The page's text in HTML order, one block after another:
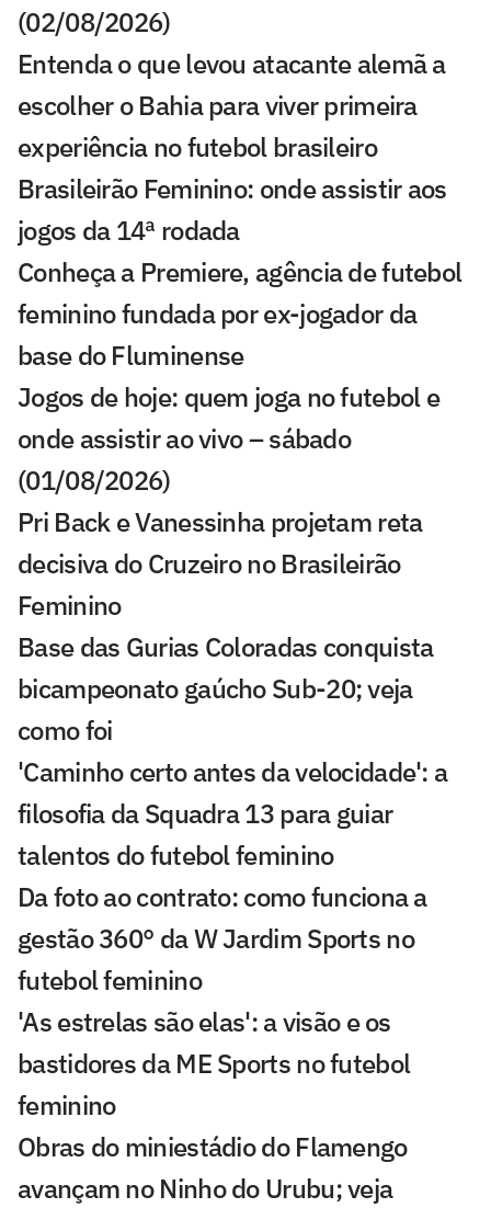
(02/08/2026)
Entenda o que levou atacante alemã a
escolher o Bahia para viver primeira
experiência no futebol brasileiro
Brasileirão Feminino: onde assistir aos
jogos da 14ª rodada
Conheça a Premiere, agência de futebol
feminino fundada por ex-jogador da
base do Fluminense
Jogos de hoje: quem joga no futebol e
onde assistir ao vivo – sábado
(01/08/2026)
Pri Back e Vanessinha projetam reta
decisiva do Cruzeiro no Brasileirão
Feminino
Base das Gurias Coloradas conquista
bicampeonato gaúcho Sub-20; veja
como foi
'Caminho certo antes da velocidade': a
filosofia da Squadra 13 para guiar
talentos do futebol feminino
Da foto ao contrato: como funciona a
gestão 360° da W Jardim Sports no
futebol feminino
'As estrelas são elas': a visão e os
bastidores da ME Sports no futebol
feminino
Obras do miniestádio do Flamengo
avançam no Ninho do Urubu; veja